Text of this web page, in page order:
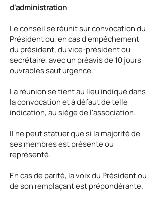
d'administration
Le conseil se réunit sur convocation du
Président ou, en cas d'empêchement
du président, du vice-président ou
secrétaire, avec un préavis de 10 jours
ouvrables sauf urgence.
La réunion se tient au lieu indiqué dans
la convocation et à défaut de telle
indication, au siège de l'association.
Il ne peut statuer que si la majorité de
ses membres est présente ou
représenté.
En cas de parité, la voix du Président ou
de son remplaçant est prépondérante.